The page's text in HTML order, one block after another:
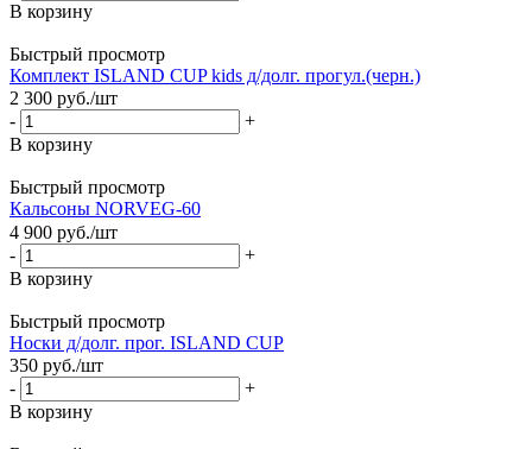
В корзину
Быстрый просмотр
Комплект ISLAND CUP kids д/долг. прогул.(черн.)
2 300 руб./шт
-
+
В корзину
Быстрый просмотр
Кальсоны NORVEG-60
4 900 руб./шт
-
+
В корзину
Быстрый просмотр
Носки д/долг. прог. ISLAND CUP
350 руб./шт
-
+
В корзину